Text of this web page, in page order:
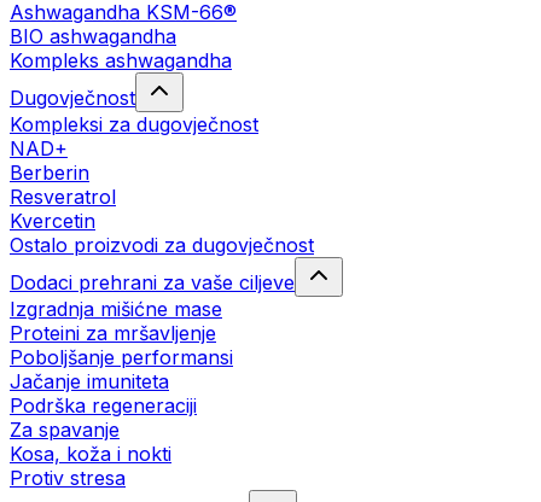
Ashwagandha KSM-66®
BIO ashwagandha
Kompleks ashwagandha
Dugovječnost
Kompleksi za dugovječnost
NAD+
Berberin
Resveratrol
Kvercetin
Ostalo proizvodi za dugovječnost
Dodaci prehrani za vaše ciljeve
Izgradnja mišićne mase
Proteini za mršavljenje
Poboljšanje performansi
Jačanje imuniteta
Podrška regeneraciji
Za spavanje
Kosa, koža i nokti
Protiv stresa